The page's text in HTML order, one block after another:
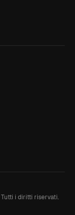
Tutti i diritti riservati.